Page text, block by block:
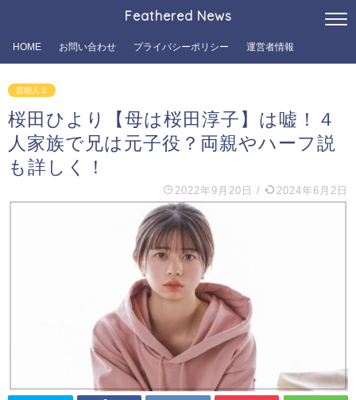
Feathered News
HOME お問い合わせ プライバシーポリシー 運営者情報
芸能人２
桜田ひより【母は桜田淳子】は嘘！４
人家族で兄は元子役？両親やハーフ説
も詳しく！
2022年9月20日 / 2024年6月2日